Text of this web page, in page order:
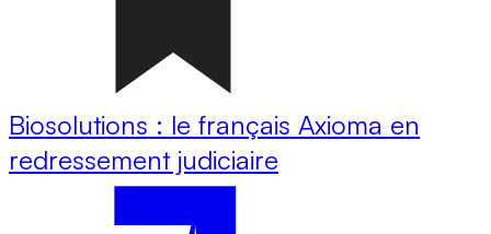
Biosolutions : le français Axioma en
redressement judiciaire